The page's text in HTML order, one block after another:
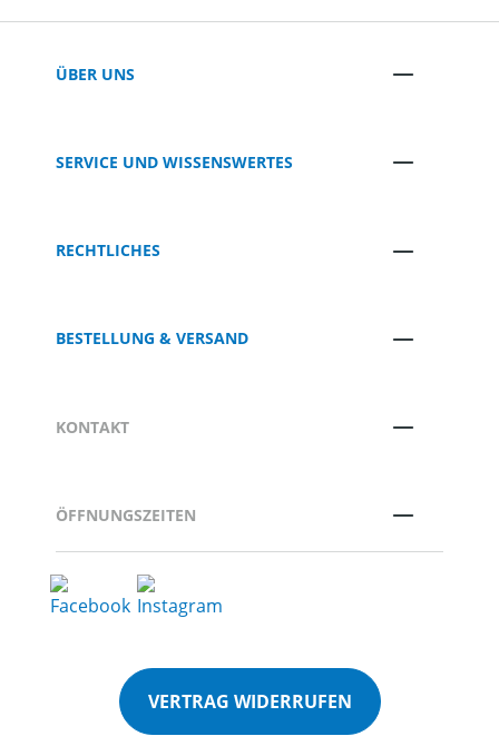
ÜBER UNS
SERVICE UND WISSENSWERTES
RECHTLICHES
BESTELLUNG & VERSAND
KONTAKT
ÖFFNUNGSZEITEN
VERTRAG WIDERRUFEN